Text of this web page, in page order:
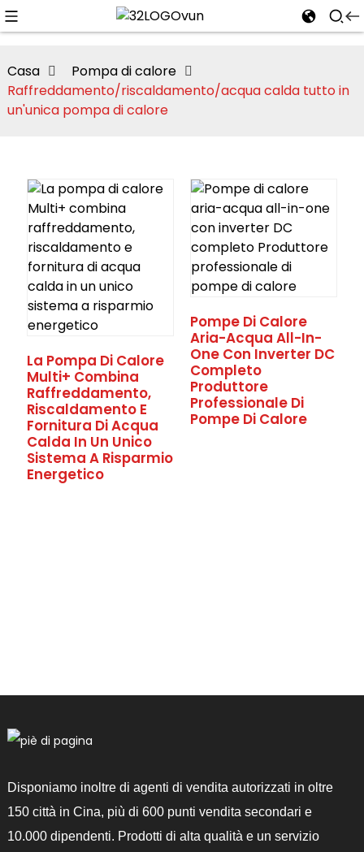
Casa
Pompa di calore
Raffreddamento/riscaldamento/acqua calda tutto in
un'unica pompa di calore
La Pompa Di Calore
Multi+ Combina
Raffreddamento,
Riscaldamento E
Fornitura Di Acqua
Calda In Un Unico
Sistema A Risparmio
Energetico
Pompe Di Calore
Aria-Acqua All-In-
One Con Inverter DC
Completo
Produttore
Professionale Di
Pompe Di Calore
Disponiamo inoltre di agenti di vendita autorizzati in oltre
150 città in Cina, più di 600 punti vendita secondari e
10.000 dipendenti. Prodotti di alta qualità e un servizio